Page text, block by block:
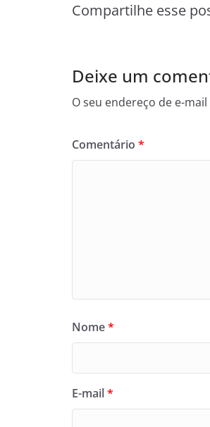
Compartilhe esse
Deixe um
O seu endereço de e-
Comentário *
Nome*
E-mail*